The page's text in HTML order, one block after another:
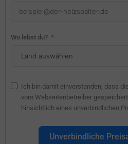
Wo lebst du?
Ich bin damit einverstanden, dass
vom Webseitenbetreiber
hinsichtlich eines unverbindlichen
Unverbindliche